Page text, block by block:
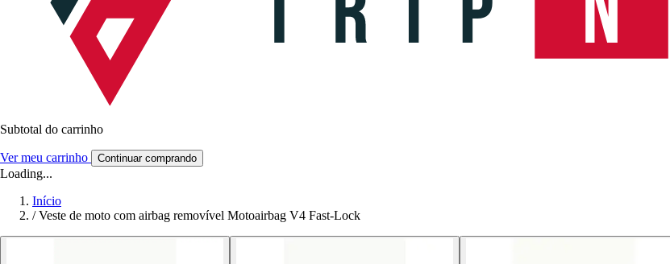
Subtotal do carrinho
Ver meu carrinho Continuar comprando
Loading...
Início
/ Veste de moto com airbag removível Motoairbag V4 Fast-Lock